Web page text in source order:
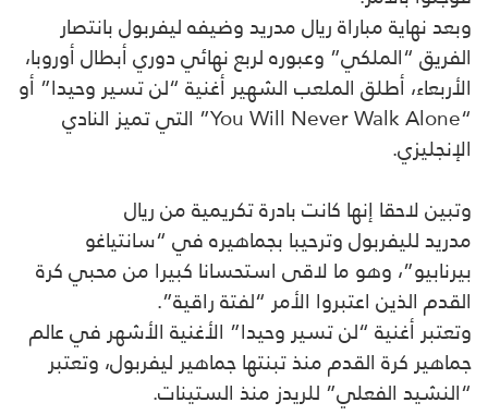
وبعد نهاية مباراة ريال مدريد وضيفه ليفربول بانتصار
الفريق “الملكي” وعبوره لربع نهائي دوري أبطال أوروبا،
الأربعاء، أطلق الملعب الشهير أغنية “لن تسير وحيدا” أو
“You Will Never Walk Alone” التي تميز النادي
الإنجليزي.
وتبين لاحقا إنها كانت بادرة تكريمية من ريال
مدريد لليفربول وترحيبا بجماهيره في “سانتياغو
بيرنابيو”، وهو ما لاقى استحسانا كبيرا من محبي كرة
القدم الذين اعتبروا الأمر “لفتة راقية”.
وتعتبر أغنية “لن تسير وحيدا” الأغنية الأشهر في عالم
جماهير كرة القدم منذ تبنتها جماهير ليفربول، وتعتبر
“النشيد الفعلي” للريدز منذ الستينات.